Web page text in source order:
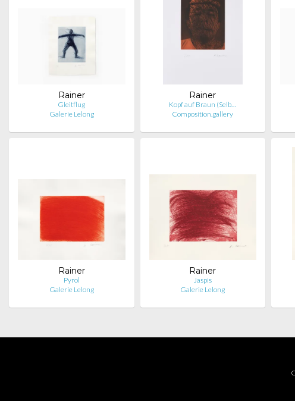
Rainer
Gleitflug
Galerie Lelong
Rainer
Kopf auf Braun (Selb…
Composition.gallery
Rainer
Pyrol
Galerie Lelong
Rainer
Jaspis
Galerie Lelong